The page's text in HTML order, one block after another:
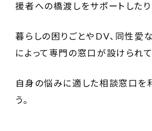
援者への橋渡しをサポートしたり
暮らしの困りごとやDV、同性愛
によって専門の窓口が設けられて
自身の悩みに適した相談窓口を
う。